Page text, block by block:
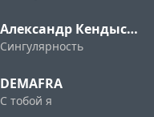
Александр Кендысь & W.J.Rec
Сингулярность
DEMAFRA
С тобой я